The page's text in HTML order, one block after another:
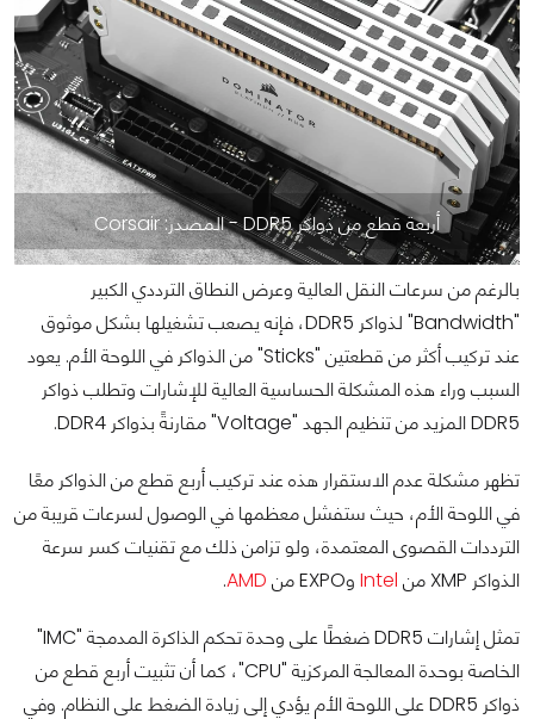
أربعة قطع من ذواكر DDR5 - المصدر: Corsair
بالرغم من سرعات النقل العالية وعرض النطاق الترددي الكبير
"Bandwidth" لذواكر DDR5، فإنه يصعب تشغيلها بشكل موثوق
عند تركيب أكثر من قطعتين "Sticks" من الذواكر في اللوحة الأم. يعود
السبب وراء هذه المشكلة الحساسية العالية للإشارات وتطلب ذواكر
DDR5 المزيد من تنظيم الجهد "Voltage" مقارنةً بذواكر DDR4.
تظهر مشكلة عدم الاستقرار هذه عند تركيب أربع قطع من الذواكر معًا
في اللوحة الأم، حيث ستفشل معظمها في الوصول لسرعات قريبة من
الترددات القصوى المعتمدة، ولو تزامن ذلك مع تقنيات كسر سرعة
الذواكر XMP من
Intel وEXPO من AMD
.
تمثل إشارات DDR5 ضغطًا على وحدة تحكم الذاكرة المدمجة "IMC"
الخاصة بوحدة المعالجة المركزية "CPU"، كما أن تثبيت أربع قطع من
ذواكر DDR5 على اللوحة الأم يؤدي إلى زيادة الضغط على النظام. وفي